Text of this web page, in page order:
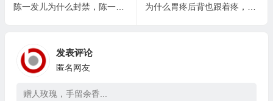
陈一发儿为什么封禁，陈一发儿事件给网络主播行业带来了什么反思？
发表评论
匿名网友